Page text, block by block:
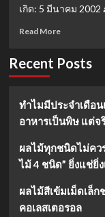
ส
โปรไฟล์
นัก
แสดง
รุ่ง
น่า
มอง
ที่สุด
ในปี
เกิด: 5 มีนาคม 2002
Read MoreRead
เปิด
ซิงเยว่
(Wang
Yue)
พระเอก
รุ่น
ใหม่
ผู้
Recent Posts
ทำไมมีประจำเดือ
อาหารเป็นพิษ แต่จ
ผลไม้ทุกชนิดไม่คว
ไม้ 4 ชนิด” ยิ่งแช่ยิ่
ผลไม้สีเข้มเม็ดเล็
คอเลสเตอรอล